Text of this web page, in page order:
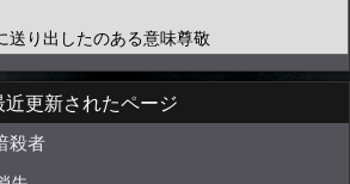
近更新されたページ
殺者